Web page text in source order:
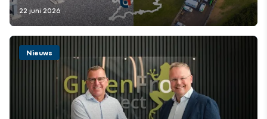
22 juni 2026
Nieuws